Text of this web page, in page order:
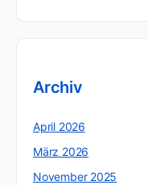
Archiv
April 2026
März 2026
November 2025